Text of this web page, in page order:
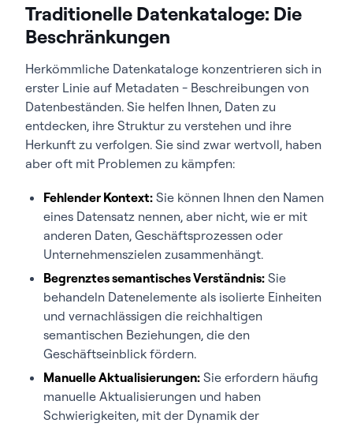
Traditionelle Datenkataloge: Die
Beschränkungen
Herkömmliche Datenkataloge konzentrieren sich in
erster Linie auf Metadaten - Beschreibungen von
Datenbeständen. Sie helfen Ihnen, Daten zu
entdecken, ihre Struktur zu verstehen und ihre
Herkunft zu verfolgen. Sie sind zwar wertvoll, haben
aber oft mit Problemen zu kämpfen:
Fehlender Kontext: Sie können Ihnen den Namen
eines Datensatz nennen, aber nicht, wie er mit
anderen Daten, Geschäftsprozessen oder
Unternehmenszielen zusammenhängt.
Begrenztes semantisches Verständnis: Sie
behandeln Datenelemente als isolierte Einheiten
und vernachlässigen die reichhaltigen
semantischen Beziehungen, die den
Geschäftseinblick fördern.
Manuelle Aktualisierungen: Sie erfordern häufig
manuelle Aktualisierungen und haben
Schwierigkeiten, mit der Dynamik der